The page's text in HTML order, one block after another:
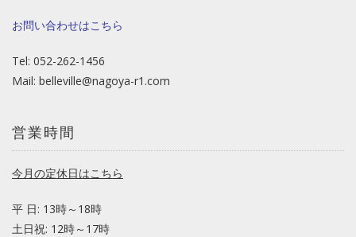
お問い合わせはこちら
Tel: 052-262-1456
Mail: belleville@nagoya-r1.com
営業時間
今月の定休日はこちら
平 日: 13時～18時
土日祝: 12時～17時